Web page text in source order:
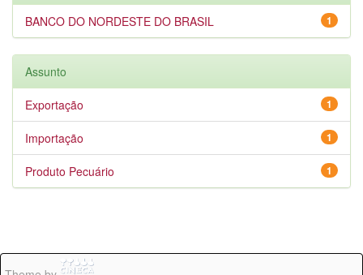
1
BANCO DO NORDESTE DO BRASIL
Assunto
1
Exportação
1
Importação
1
Produto Pecuário